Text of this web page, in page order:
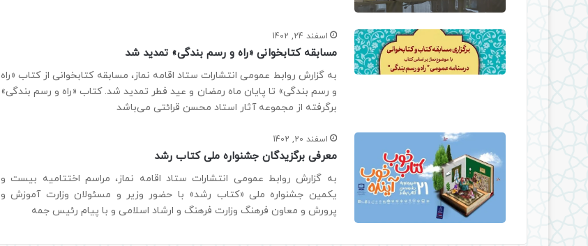
اسفند 24, 1402
مسابقه کتابخوانی «راه و رسم بندگی» تمدید شد
به گزارش روابط عمومی انتشارات ستاد اقامه نماز، مسابقه کتابخوانی از کتاب «راه
و رسم بندگی» تا پایان ماه رمضان و عید فطر تمدید شد. کتاب «راه و رسم بندگی»
برگرفته از مجموعه آثار استاد محسن قرائتی می‌باشد
اسفند 20, 1402
معرفی برگزیدگان جشنواره ملی کتاب رشد
به گزارش روابط عمومی انتشارات ستاد اقامه نماز، مراسم اختتامیه بیست و
یکمین جشنواره ملی «کتاب رشد» با حضور وزیر و مسئولان وزارت آموزش و
پرورش و معاون فرهنگ وزارت فرهنگ و ارشاد اسلامی و با پیام رئیس جمه